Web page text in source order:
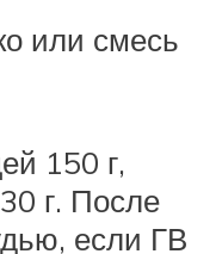
или смесь
150 г,
г. После
если ГВ